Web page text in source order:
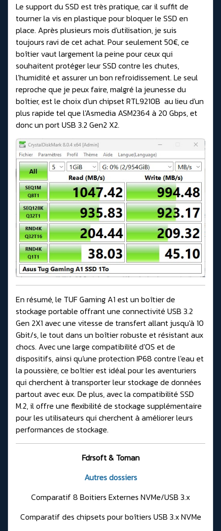
Le support du SSD est très pratique, car il suffit de
tourner la vis en plastique pour bloquer le SSD en
place. Après plusieurs mois d'utilisation, je suis
toujours ravi de cet achat. Pour seulement 50€, ce
boîtier vaut largement la peine pour ceux qui
souhaitent protéger leur SSD contre les chutes,
l'humidité et assurer un bon refroidissement. Le seul
reproche que je peux faire, malgré la jeunesse du
boîtier, est le choix d'un chipset RTL9210B au lieu d'un
plus rapide tel que l'Asmedia ASM2364 à 20 Gbps, et
donc un port USB 3.2 Gen2 X2.
En résumé, le TUF Gaming A1 est un boîtier de
stockage portable offrant une connectivité USB 3.2
Gen 2X1 avec une vitesse de transfert allant jusqu'à 10
Gbit/s, le tout dans un boîtier robuste et résistant aux
chocs. Avec une large compatibilité d'OS et de
dispositifs, ainsi qu'une protection IP68 contre l'eau et
la poussière, ce boîtier est idéal pour les aventuriers
qui cherchent à transporter leur stockage de données
partout avec eux. De plus, avec la compatibilité SSD
M.2, il offre une flexibilité de stockage supplémentaire
pour les utilisateurs qui cherchent à améliorer leurs
performances de stockage.
Fdrsoft & Toman
Autres dossiers
Comparatif 8 Boitiers Externes NVMe/USB 3.x
Comparatif des chipsets pour boîtiers USB 3.x NVMe